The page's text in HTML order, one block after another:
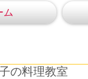
ム
の料理教室